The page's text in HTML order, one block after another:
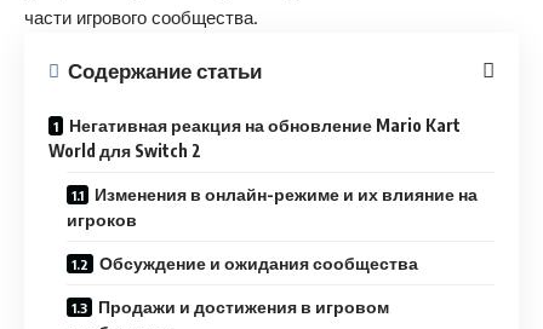
части игрового сообщества.
Содержание статьи
Негативная реакция на обновление Mario Kart
World для Switch 2
Изменения в онлайн-режиме и их влияние на
игроков
Обсуждение и ожидания сообщества
Продажи и достижения в игровом